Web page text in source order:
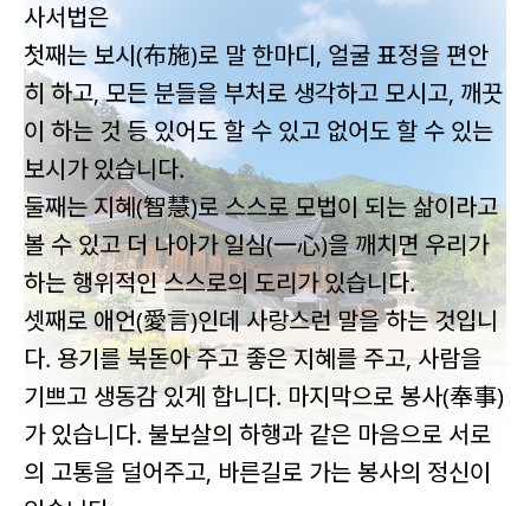
사서법은
첫째는 보시(布施)로 말 한마디, 얼굴 표정을 편안
히 하고, 모든 분들을 부처로 생각하고 모시고, 깨끗
이 하는 것 등 있어도 할 수 있고 없어도 할 수 있는
보시가 있습니다.
둘째는 지혜(智慧)로 스스로 모법이 되는 삶이라고
볼 수 있고 더 나아가 일심(一心)을 깨치면 우리가
하는 행위적인 스스로의 도리가 있습니다.
셋째로 애언(愛言)인데 사랑스런 말을 하는 것입니
다. 용기를 북돋아 주고 좋은 지혜를 주고, 사람을
기쁘고 생동감 있게 합니다. 마지막으로 봉사(奉事)
가 있습니다. 불보살의 하행과 같은 마음으로 서로
의 고통을 덜어주고, 바른길로 가는 봉사의 정신이